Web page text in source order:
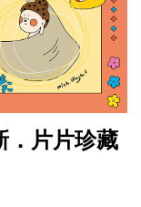
．片片珍藏